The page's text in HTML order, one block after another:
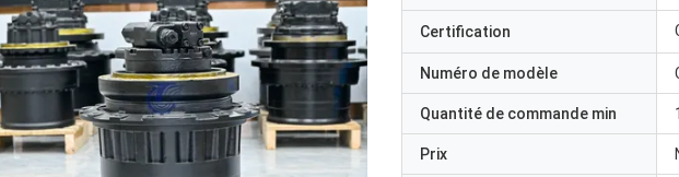
Certification
Numéro de modèle
Quantité de commande min
Prix